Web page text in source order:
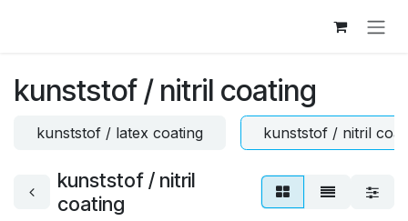
kunststof / nitril coating
kunststof / latex coating kunststof / nitril
kunststof / nitril
coating